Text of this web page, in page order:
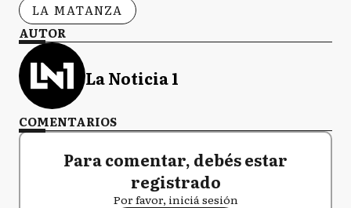
LA MATANZA
AUTOR
La Noticia 1
COMENTARIOS
Para comentar, debés estar
registrado
Por favor, iniciá sesión